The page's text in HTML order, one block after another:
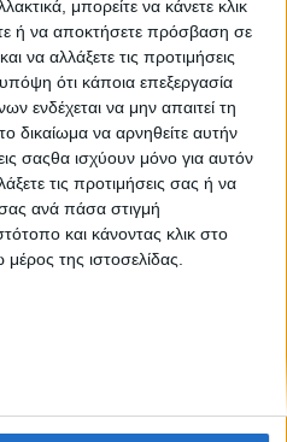
μπορείτε να κάνετε κλικ
ή να αποκτήσετε πρόσβαση σε
να αλλάξετε τις προτιμήσεις
ότι κάποια επεξεργασία
ενδέχεται να μην απαιτεί τη
δικαίωμα να αρνηθείτε αυτήν
σαςθα ισχύουν μόνο για αυτόν
τις προτιμήσεις σας ή να
ανά πάσα στιγμή
και κάνοντας κλικ στο
της ιστοσελίδας.